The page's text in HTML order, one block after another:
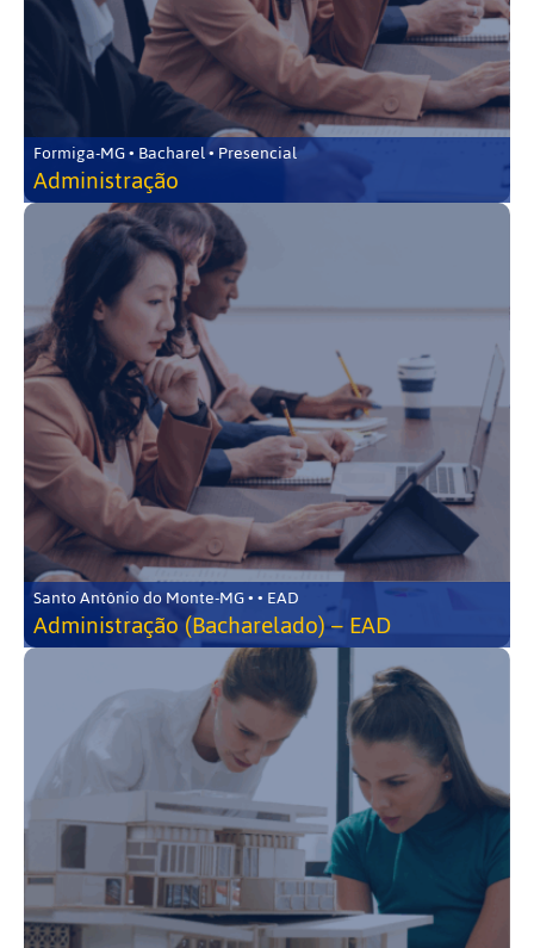
Formiga-MG • Bacharel • Presencial
Administração
Santo Antônio do Monte-MG • • EAD
Administração (Bacharelado) – EAD